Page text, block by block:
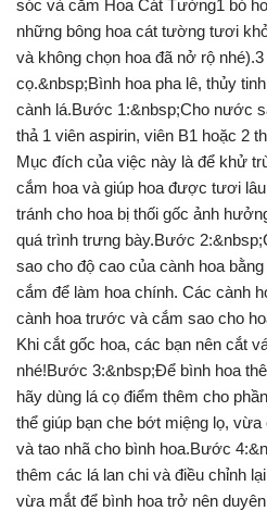
sóc và cắm Hoa Cát Tường1 bó
những bông hoa cát tường tươi
và không chọn hoa đã nở rộ
cọ.&nbsp;Bình hoa pha lê, thủy
cành lá.Bước 1:&nbsp;Cho nước
thả 1 viên aspirin, viên B1 hoặc 2
Mục đích của việc này là để khử
cắm hoa và giúp hoa được tươi
tránh cho hoa bị thối gốc ảnh
quá trình trưng bày.Bước
sao cho độ cao của cành hoa
cắm để làm hoa chính. Các cành
cành hoa trước và cắm sao cho
Khi cắt gốc hoa, các bạn nên cắt
nhé!Bước 3:&nbsp;Để bình hoa
hãy dùng lá cọ điểm thêm cho
thể giúp bạn che bớt miệng lọ,
và tao nhã cho bình hoa.Bước
thêm các lá lan chi và điều chỉnh
vừa mắt để bình hoa trở nên